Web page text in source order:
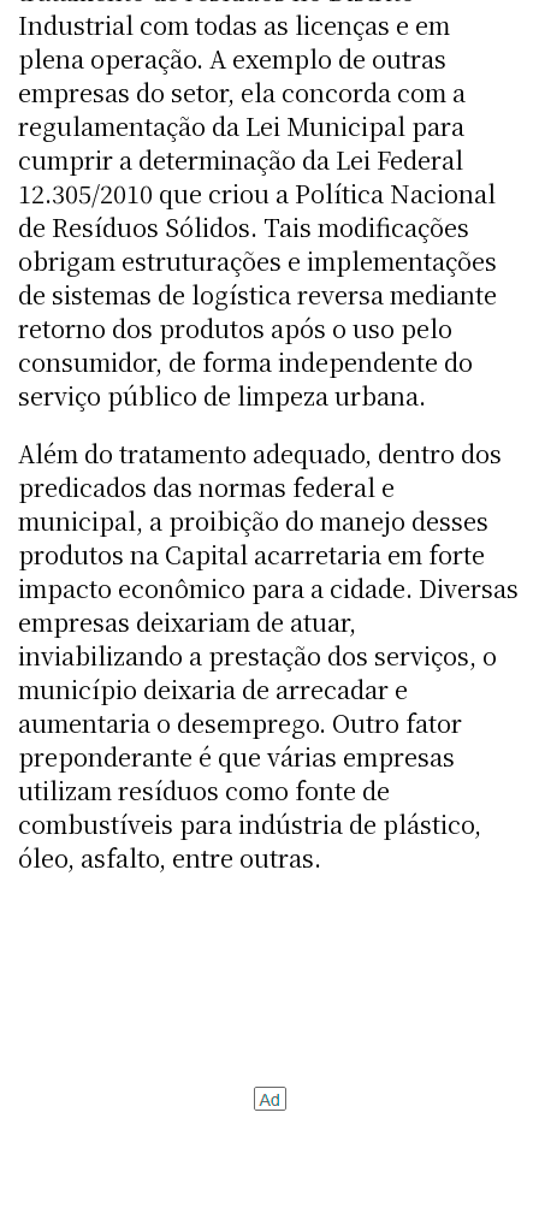
Industrial com todas as licenças e em
plena operação. A exemplo de outras
empresas do setor, ela concorda com a
regulamentação da Lei Municipal para
cumprir a determinação da Lei Federal
12.305/2010 que criou a Política Nacional
de Resíduos Sólidos. Tais modificações
obrigam estruturações e implementações
de sistemas de logística reversa mediante
retorno dos produtos após o uso pelo
consumidor, de forma independente do
serviço público de limpeza urbana.
Além do tratamento adequado, dentro dos
predicados das normas federal e
municipal, a proibição do manejo desses
produtos na Capital acarretaria em forte
impacto econômico para a cidade. Diversas
empresas deixariam de atuar,
inviabilizando a prestação dos serviços, o
município deixaria de arrecadar e
aumentaria o desemprego. Outro fator
preponderante é que várias empresas
utilizam resíduos como fonte de
combustíveis para indústria de plástico,
óleo, asfalto, entre outras.